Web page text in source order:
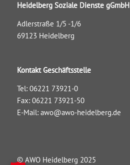
Heidelberg Soziale Dienste gGmbH
Adlerstraße 1/5 -1/6
69123 Heidelberg
Kontakt Geschäftsstelle
Tel: 06221 73921-0
Fax: 06221 73921-50
E-Mail: awo@awo-heidelberg.de
© AWO Heidelberg 2025